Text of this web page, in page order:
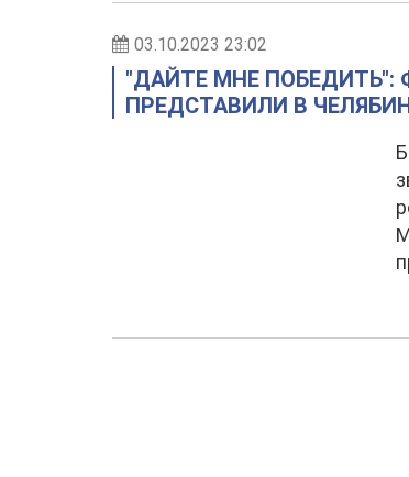
03.10.2023 23:02
"ДАЙТЕ МНЕ
ПРЕДСТАВИЛИ В